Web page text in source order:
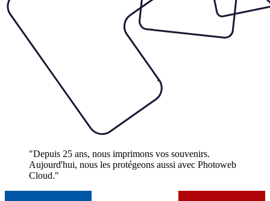
"Depuis 25 ans, nous imprimons vos souvenirs.
Aujourd'hui, nous les protégeons aussi avec Photoweb
Cloud."